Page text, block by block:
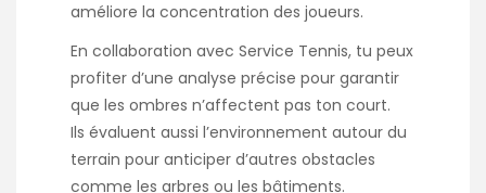
améliore la concentration des joueurs.
En collaboration avec Service Tennis, tu peux
profiter d’une analyse précise pour garantir
que les ombres n’affectent pas ton court.
Ils évaluent aussi l’environnement autour du
terrain pour anticiper d’autres obstacles
comme les arbres ou les bâtiments.